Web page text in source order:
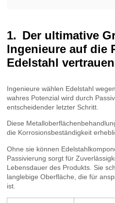
Der ultimative
Ingenieure auf die
Edelstahl vertrauen
Ingenieure wählen Edelstahl
wahres Potenzial wird durch
entscheidender letzter Schritt.
Diese
die Korrosionsbeständigkeit
Ohne sie können
Passivierung sorgt für
Lebensdauer des Produkts. Sie
langlebige Oberfläche, die für
ist.